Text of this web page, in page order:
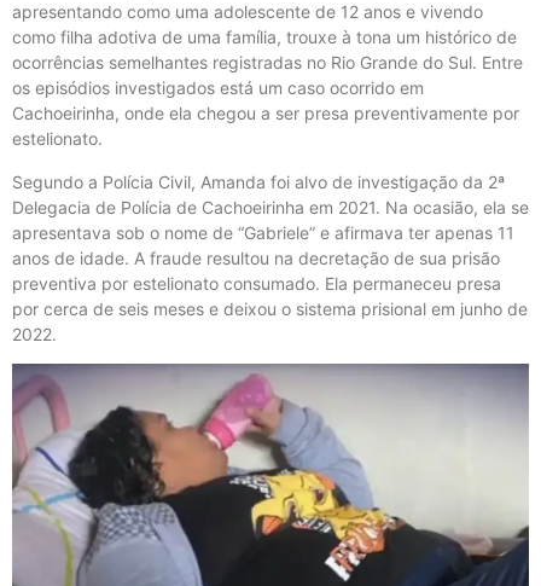
apresentando como uma adolescente de 12 anos e vivendo
como filha adotiva de uma família, trouxe à tona um histórico de
ocorrências semelhantes registradas no Rio Grande do Sul. Entre
os episódios investigados está um caso ocorrido em
Cachoeirinha, onde ela chegou a ser presa preventivamente por
estelionato.
Segundo a Polícia Civil, Amanda foi alvo de investigação da 2ª
Delegacia de Polícia de Cachoeirinha em 2021. Na ocasião, ela se
apresentava sob o nome de “Gabriele” e afirmava ter apenas 11
anos de idade. A fraude resultou na decretação de sua prisão
preventiva por estelionato consumado. Ela permaneceu presa
por cerca de seis meses e deixou o sistema prisional em junho de
2022.